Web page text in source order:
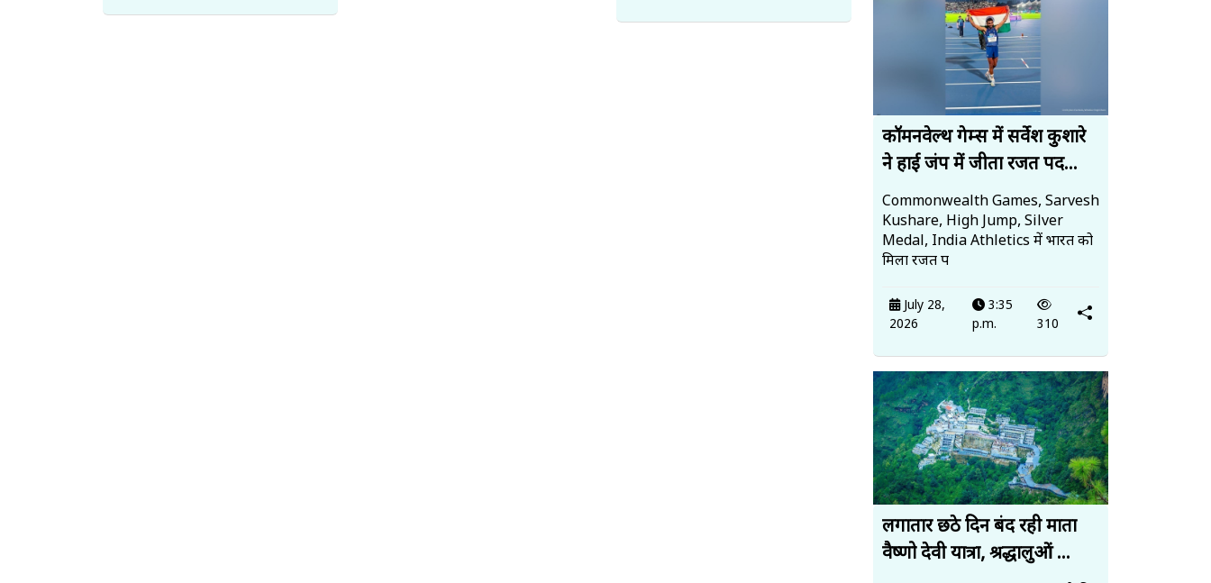
कॉमनवेल्थ गेम्स में सर्वेश कुशारे
ने हाई जंप में जीता रजत पद...
Commonwealth Games, Sarvesh
Kushare, High Jump, Silver
Medal, India Athletics में भारत को
मिला रजत प
July 28,
2026
3:35
p.m.
310
लगातार छठे दिन बंद रही माता
वैष्णो देवी यात्रा, श्रद्धालुओं ...